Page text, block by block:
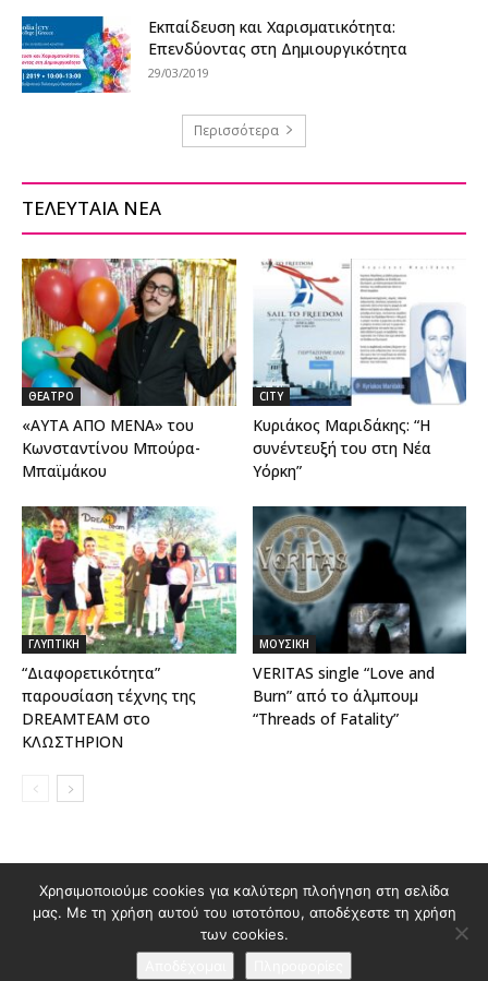
Εκπαίδευση και Χαρισματικότητα:
Επενδύοντας στη Δημιουργικότητα
29/03/2019
Περισσότερα
ΤΕΛΕΥΤΑΙΑ ΝΕΑ
ΘΕΑΤΡΟ
«ΑΥΤΑ ΑΠΟ ΜΕΝΑ» του
Κωνσταντίνου Μπούρα-
Μπαϊμάκου
CITY
Κυριάκος Μαριδάκης: “Η
συνέντευξή του στη Νέα
Υόρκη”
ΓΛΥΠΤΙΚΗ
“Διαφορετικότητα”
παρουσίαση τέχνης της
DREAMTEAM στο
ΚΛΩΣΤΗΡΙΟΝ
ΜΟΥΣΙΚΗ
VERITAS single “Love and
Burn” από το άλμπουμ
“Threads of Fatality”
Διαφημιστείτε στο Polis Magazino
Όροι χρήσης & Πολιτική Προστασίας Προσωπικών Δεδομένων
Επικοινωνία
© 2026 Κατασκευή ιστοσελίδαςidees creative marketing
Χρησιμοποιούμε cookies για καλύτερη πλοήγηση στη σελίδα
μας. Με τη χρήση αυτού του ιστοτόπου, αποδέχεστε τη χρήση
των cookies.